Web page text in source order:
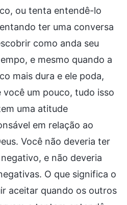
ou tenta entendê-lo
ter uma conversa
como anda seu
e mesmo quando a
mais dura e ele poda,
você um pouco, tudo isso
uma atitude
em relação ao
Você não deveria ter
e não deveria
O que significa o
aceitar quando os outros